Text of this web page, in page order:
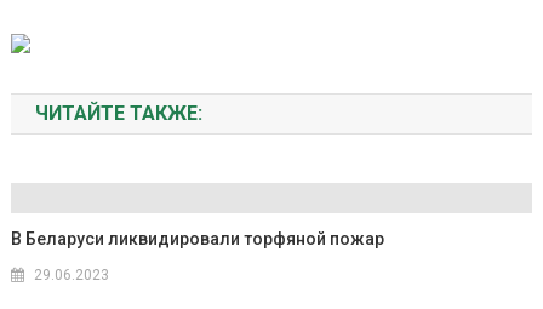
ЧИТАЙТЕ ТАКЖЕ:
В Беларуси ликвидировали торфяной пожар
29.06.2023